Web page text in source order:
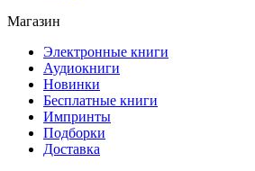
Магазин
Электронные книги
Аудиокниги
Новинки
Бесплатные книги
Импринты
Подборки
Доставка